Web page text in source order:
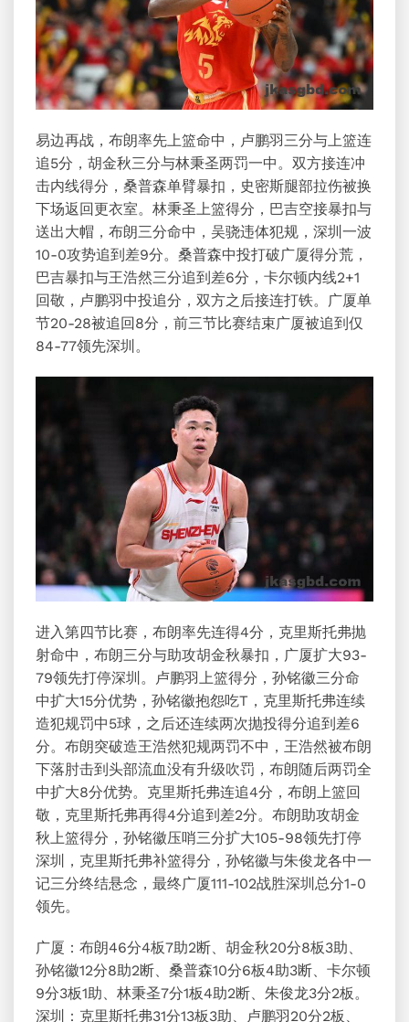
易边再战，布朗率先上篮命中，卢鹏羽三分与上篮连
追5分，胡金秋三分与林秉圣两罚一中。双方接连冲
击内线得分，桑普森单臂暴扣，史密斯腿部拉伤被换
下场返回更衣室。林秉圣上篮得分，巴吉空接暴扣与
送出大帽，布朗三分命中，吴骁违体犯规，深圳一波
10-0攻势追到差9分。桑普森中投打破广厦得分荒，
巴吉暴扣与王浩然三分追到差6分，卡尔顿内线2+1
回敬，卢鹏羽中投追分，双方之后接连打铁。广厦单
节20-28被追回8分，前三节比赛结束广厦被追到仅
84-77领先深圳。
进入第四节比赛，布朗率先连得4分，克里斯托弗抛
射命中，布朗三分与助攻胡金秋暴扣，广厦扩大93-
79领先打停深圳。卢鹏羽上篮得分，孙铭徽三分命
中扩大15分优势，孙铭徽抱怨吃T，克里斯托弗连续
造犯规罚中5球，之后还连续两次抛投得分追到差6
分。布朗突破造王浩然犯规两罚不中，王浩然被布朗
下落肘击到头部流血没有升级吹罚，布朗随后两罚全
中扩大8分优势。克里斯托弗连追4分，布朗上篮回
敬，克里斯托弗再得4分追到差2分。布朗助攻胡金
秋上篮得分，孙铭徽压哨三分扩大105-98领先打停
深圳，克里斯托弗补篮得分，孙铭徽与朱俊龙各中一
记三分终结悬念，最终广厦111-102战胜深圳总分1-0
领先。
广厦：布朗46分4板7助2断、胡金秋20分8板3助、
孙铭徽12分8助2断、桑普森10分6板4助3断、卡尔顿
9分3板1助、林秉圣7分1板4助2断、朱俊龙3分2板。
深圳：克里斯托弗31分13板3助、卢鹏羽20分2板、